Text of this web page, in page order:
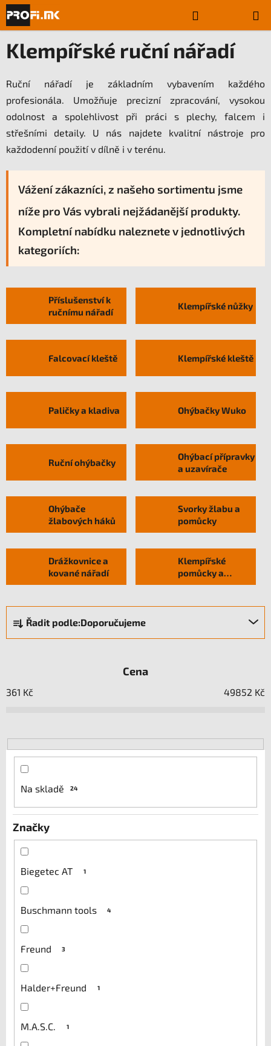
Přejít
na
obsah
KOŠÍK
Domů/Klempířské ruční nářadí
Klempířské ruční nářadí
Ruční nářadí je základním vybavením každého
profesionála. Umožňuje precizní zpracování, vysokou
odolnost a spolehlivost při práci s plechy, falcem i
střešními detaily. U nás najdete kvalitní nástroje pro
každodenní použití v dílně i v terénu.
Vážení zákazníci, z našeho sortimentu jsme
níže pro Vás vybrali nejžádanější produkty.
Kompletní nabídku naleznete v jednotlivých
kategoriích:
Příslušenství k
ručnímu nářadí
Klempířské nůžky
Falcovací kleště Klempířské kleště
Paličky a kladiva Ohýbačky Wuko
Ruční ohýbačky
Ohýbací přípravky
a uzavírače
Ohýbače
žlabových háků
Svorky žlabu a
pomůcky
Drážkovnice a
kované nářadí
Klempířské
pomůcky a
doplňky
Ř
a
z
í
o
d
ů
Řadit podle:Doporučujeme
Cena
361 Kč 49852 Kč
Na skladě 24
Značky
Biegetec AT 1
Buschmann tools 4
Freund 3
Halder+Freund 1
M.A.S.C. 1